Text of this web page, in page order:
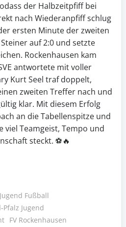
der Halbzeitpfiff bei
nach Wiederanpfiff schlug
ersten Minute der zweiten
auf 2:0 und setzte
Rockenhausen kam
antwortete mit voller
Kurt Seel traf doppelt,
zweiten Treffer nach und
klar. Mit diesem Erfolg
an die Tabellenspitze und
viel Teamgeist, Tempo und
steckt. ⚽🔥
Fußball
Jugend
FV Rockenhausen